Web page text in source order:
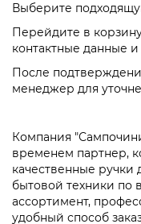
Выберите
Перейдите в
контактные данные
После
менеджер для
Компания
временем партнер,
качественные ручки
бытовой техники
ассортимент,
удобный способ